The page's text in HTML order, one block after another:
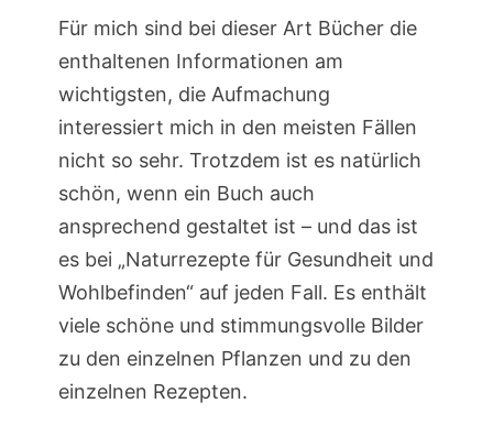
Für mich sind bei dieser Art Bücher die
enthaltenen Informationen am
wichtigsten, die Aufmachung
interessiert mich in den meisten Fällen
nicht so sehr. Trotzdem ist es natürlich
schön, wenn ein Buch auch
ansprechend gestaltet ist – und das ist
es bei „Naturrezepte für Gesundheit und
Wohlbefinden“ auf jeden Fall. Es enthält
viele schöne und stimmungsvolle Bilder
zu den einzelnen Pflanzen und zu den
einzelnen Rezepten.